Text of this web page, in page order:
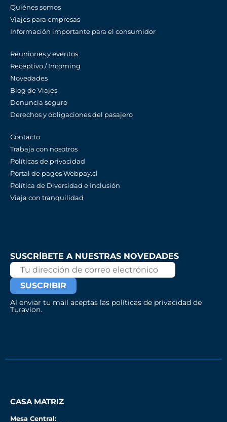
Quiénes somos
Viajes para empresas
Información importante para el consumidor
Reuniones y eventos
Receptivo / Incoming
Novedades
Blog de Viajes
Denuncia seguro
Derechos y obligaciones del pasajero
Contacto
Trabaja con nosotros
Políticas de privacidad
Portal de pagos Webpay.cl
Política de Diversidad e Inclusión
Viaja con tranquilidad
SUSCRÍBETE A NUESTRAS NOVEDADES
Al enviar tu mail aceptas las políticas de privacidad de
Turavion.
CASA MATRIZ
Mesa Central: